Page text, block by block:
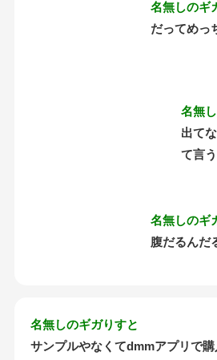
名無しのギ
だってめっ
名無
出て
て言
名無しのギ
腹だるんだ
名無しのギガりすと
サンプルやなくてdmmアプリで